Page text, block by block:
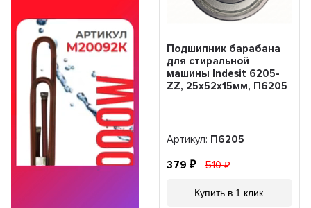
Подшипник барабана
для стиральной
машины Indesit 6205-
ZZ, 25x52x15мм, П6205
Артикул: П6205
379 510
Купить в 1 клик